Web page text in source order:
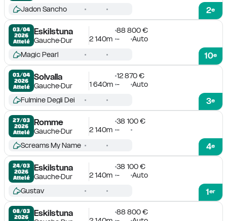
2e
Jadon Sancho
03/04
2026
Attelé
Eskilstuna
GaucheDur
88 800 €
2 140m - Auto
10e
Magic Pearl
01/04
2026
Attelé
Solvalla
GaucheDur
12 870 €
1 640m - Auto
3e
Fulmine Degli Dei
27/03
2026
Attelé
Romme
GaucheDur
38 100 €
2 140m -
4e
Screams My Name
24/03
2026
Attelé
Eskilstuna
GaucheDur
38 100 €
2 140m - Auto
1er
Gustav
08/03
2026
Eskilstuna
88 800 €